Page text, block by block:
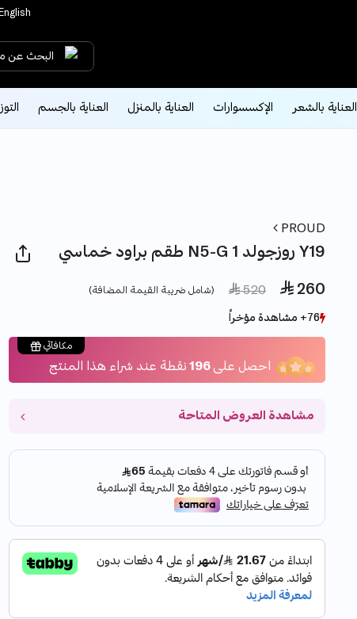
البحث عن
العناية بالشعر الإكسسوارات العناية بالمنزل العناية بالجسم
PROUD
طقم براود خماسي N5-G روزجولد 1 Y19
 260
Price reduced from
 520
to (شامل ضريبة القيمة المضافة)
76+ مشاهدة مؤخراً
27+ بيع مؤخراً
76+ مشاهدة مؤخراً
27+ بيع مؤخراً
مكافآتي
احصل على196نقطة عند شراء هذا المنتج
مشاهدة العروض المتاحة